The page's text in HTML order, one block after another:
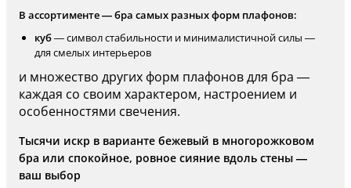
В ассортименте — бра самых разных форм плафонов:
куб— символ стабильности и минималистичной силы —
для смелых интерьеров
и множество других форм плафонов для бра —
каждая со своим характером, настроением и
особенностями свечения.
Тысячи искр в варианте бежевый в многорожковом
бра или спокойное, ровное сияние вдоль стены —
ваш выбор